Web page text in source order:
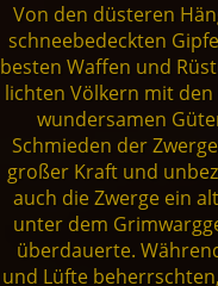
Shaikan
Untote
Dämonen
SpellForce - Fan Hub &
Von den düsteren
schneebedeckten
besten Waffen und
lichten Völkern mit
wundersamen
Schmieden der
großer Kraft und
auch die Zwerge ein
unter dem
überdauerte.
und Lüfte